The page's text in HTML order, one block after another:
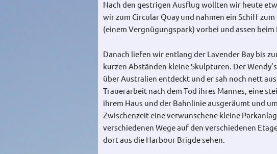
Nach den gestrigen Ausflug wollten wir heute
wir zum Circular Quay und nahmen ein Schiff
(einem Vergnügungspark) vorbei und assen
Danach liefen wir entlang der Lavender Bay bis
kurzen Abständen kleine Skulpturen. Der
über Australien entdeckt und er sah noch nett
Trauerarbeit nach dem Tod ihres Mannes, eine
ihrem Haus und der Bahnlinie ausgeräumt und
Zwischenzeit eine verwunschene kleine
verschiedenen Wege auf den verschiedenen
dort aus die Harbour Brigde sehen.